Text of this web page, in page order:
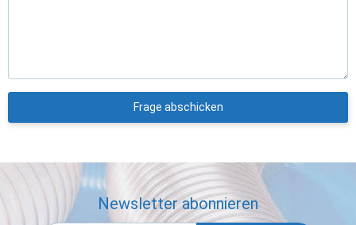
Frage abschicken
Newsletter abonnieren